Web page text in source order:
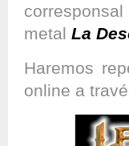
metal La
Haremos
online a